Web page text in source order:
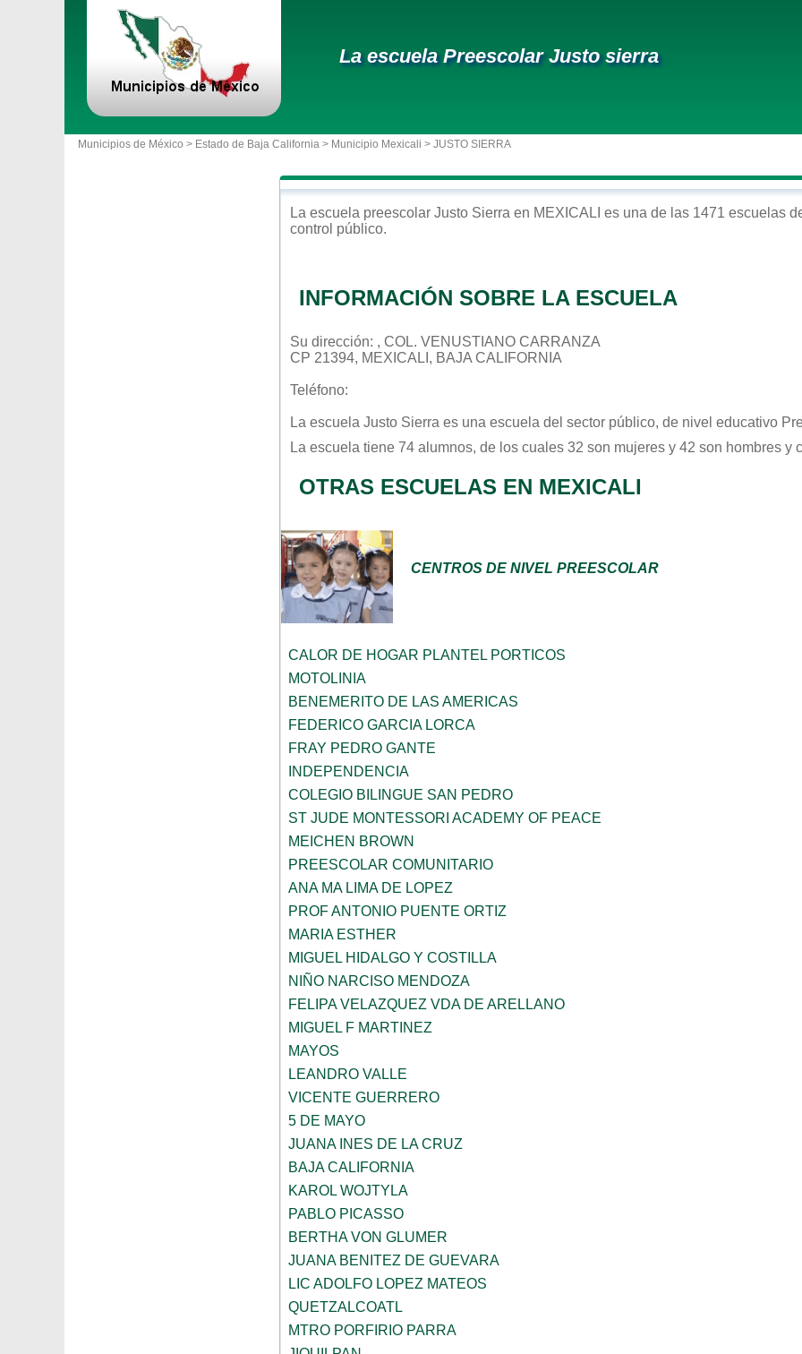
La escuela Preescolar Justo sierra
Municipios de México > Estado de Baja California > Municipio Mexicali > JUSTO SIERRA
La escuela preescolar Justo Sierra en MEXICALI es una de las 1471 escuelas
control público.
INFORMACIÓN SOBRE LA ESCUELA
Su dirección: , COL. VENUSTIANO CARRANZA
CP 21394, MEXICALI, BAJA CALIFORNIA
Teléfono:
La escuela Justo Sierra es una escuela del sector público, de nivel educativo
La escuela tiene 74 alumnos, de los cuales 32 son mujeres y 42 son hombres y
OTRAS ESCUELAS EN MEXICALI
CENTROS DE NIVEL PREESCOLAR
CALOR DE HOGAR PLANTEL PORTICOS
MOTOLINIA
BENEMERITO DE LAS AMERICAS
FEDERICO GARCIA LORCA
FRAY PEDRO GANTE
INDEPENDENCIA
COLEGIO BILINGUE SAN PEDRO
ST JUDE MONTESSORI ACADEMY OF PEACE
MEICHEN BROWN
PREESCOLAR COMUNITARIO
ANA MA LIMA DE LOPEZ
PROF ANTONIO PUENTE ORTIZ
MARIA ESTHER
MIGUEL HIDALGO Y COSTILLA
NIÑO NARCISO MENDOZA
FELIPA VELAZQUEZ VDA DE ARELLANO
MIGUEL F MARTINEZ
MAYOS
LEANDRO VALLE
VICENTE GUERRERO
5 DE MAYO
JUANA INES DE LA CRUZ
BAJA CALIFORNIA
KAROL WOJTYLA
PABLO PICASSO
BERTHA VON GLUMER
JUANA BENITEZ DE GUEVARA
LIC ADOLFO LOPEZ MATEOS
QUETZALCOATL
MTRO PORFIRIO PARRA